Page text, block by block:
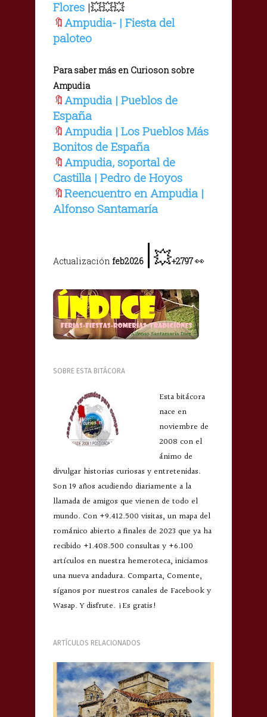
Flores |💥💥💥
🔖Ampudia- | Fiesta del
paloteo
Para saber más en Curioson sobre
Ampudia
🔖Ampudia | Pueblos de
España
🔖Ampudia | Los Pueblos Más
Bonitos de España
🔖Ampudia, soportal de
Castilla | Pedro de Hoyos
🔖Reencuentro en Ampudia |
Alfonso Santamaría
Actualización feb2026 |💥+2797👀
SOBRE ESTA BITÁCORA
Esta bitácora
nace en
noviembre de
2008 con el
ánimo de
divulgar historias curiosas y entretenidas.
Son 19 años acudiendo diariamente a la
llamada de amigos que vienen de todo el
mundo. Con +9.412.500 visitas, un mapa del
románico abierto a finales de 2023 que ya ha
recibido +1.408.500 consultas y +6.100
artículos en nuestra hemeroteca, iniciamos
una nueva andadura. Comparta, Comente,
síganos por nuestros canales de Facebook y
Wasap. Y disfrute. ¡Es gratis!
ARTÍCULOS RELACIONADOS